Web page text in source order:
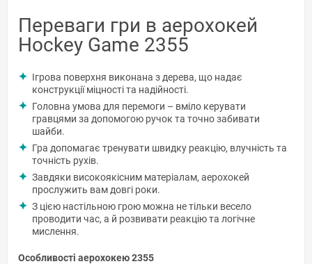
Переваги гри в аерохокей
Hockey Game 2355
Ігрова поверхня виконана з дерева, що надає
конструкції міцності та надійності.
Головна умова для перемоги – вміло керувати
гравцями за допомогою ручок та точно забивати
шайби.
Гра допомагає тренувати швидку реакцію, влучність та
точність рухів.
Завдяки високоякісним матеріалам, аерохокей
прослужить вам довгі роки.
З цією настільною грою можна не тільки весело
проводити час, а й розвивати реакцію та логічне
мислення.
Особливості аерохокею 2355